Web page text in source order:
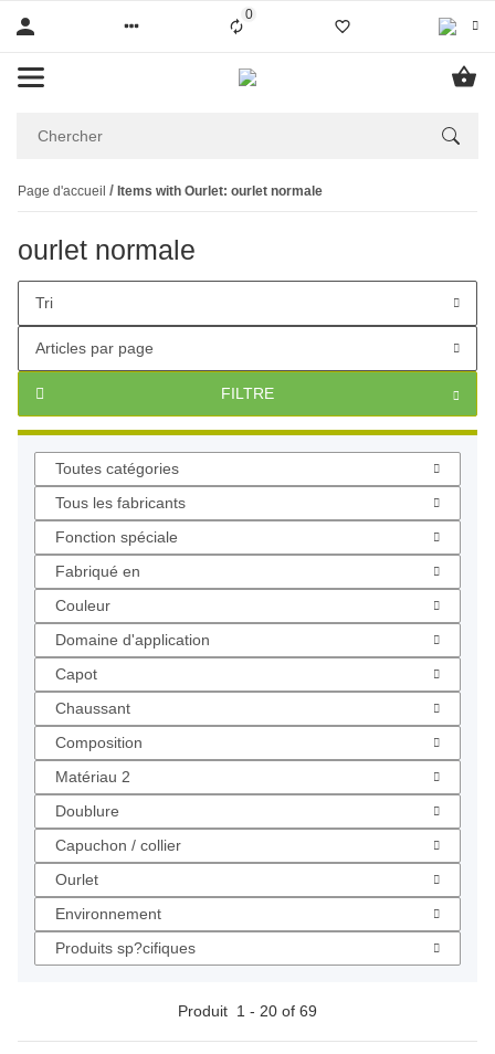
0Liste ist leer
Page d'accueil Items with Ourlet: ourlet normale
ourlet normale
FILTRE
Tri
Articles par page
Toutes catégories
Tous les fabricants
Fonction spéciale
Fabriqué en
Couleur
Domaine d'application
Capot
Chaussant
Composition
Matériau 2
Doublure
Capuchon / collier
Ourlet
Environnement
Produits sp?cifiques
Produit 1 - 20 of 69